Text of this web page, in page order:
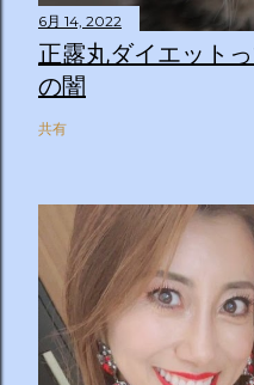
6月 14, 2022
正露丸ダイエット
の闇
共有